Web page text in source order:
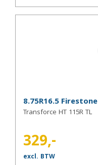
8.75R16.5 Firestone
Transforce HT 115R TL
329,-
excl. BTW